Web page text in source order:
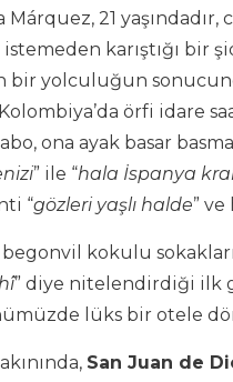
Márquez, 21
karıştığı bir
yolculuğun
örfi idare
ona ayak basar
” ile “hala İspanya
“gözleri yaşlı halde”
kokulu
” diye nitelendirdiği ilk
lüks bir otele
San Juan de